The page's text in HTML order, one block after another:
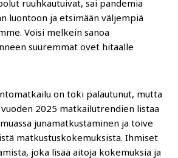
ruuhkautuivat, sai pandemia
luontoon ja etsimään väljempiä
Voisi melkein sanoa
suuremmat ovet hitaalle
on toki palautunut, mutta
2025 matkailutrendien listaa
junamatkustaminen ja toive
matkustuskokemuksista. Ihmiset
joka lisää aitoja kokemuksia ja